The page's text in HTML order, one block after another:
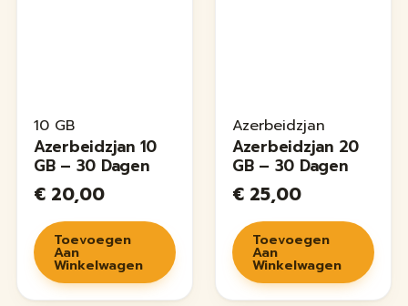
10 GB
Azerbeidzjan 10
GB – 30 Dagen
€ 20,00
Toevoegen
Aan
Winkelwagen
Azerbeidzjan
Azerbeidzjan 20
GB – 30 Dagen
€ 25,00
Toevoegen
Aan
Winkelwagen